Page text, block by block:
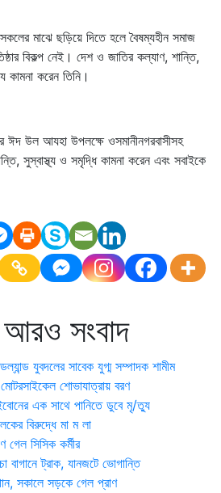
মাঝে ছড়িয়ে দিতে হলে বৈষম্যহীন সমাজ
বিকল্প নেই। দেশ ও জাতির কল্যাণ, শান্তি,
কামনা করেন তিনি।
ঈদ উল আযহা উপলক্ষে ওসমানীনগরবাসীসহ
সুস্বাস্থ্য ও সমৃদ্ধি কামনা করেন এবং সবাইকে
সংবাদ
যুবদলের সাবেক যুগ্ম সম্পাদক শামীম
শোভাযাত্রায় বরণ
এক সাথে পানিতে ডুবে মৃ/ত্যু
বিরুদ্ধে মা ম লা
গেল সিসিক কর্মীর
চা বাগানে ট্রাক, যানজটে ভোগান্তি
সকালে সড়কে গেল প্রাণ